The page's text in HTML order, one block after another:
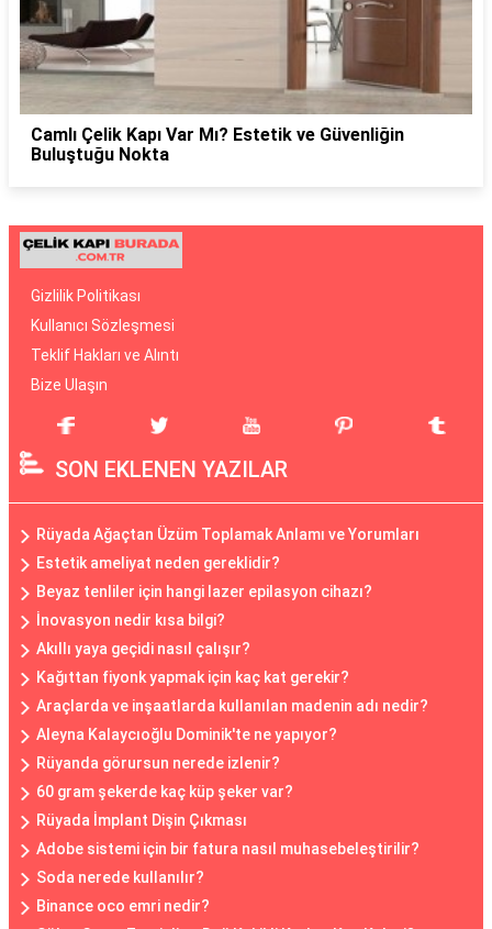
Camlı Çelik Kapı Var Mı? Estetik ve Güvenliğin
Buluştuğu Nokta
Gizlilik Politikası
Kullanıcı Sözleşmesi
Teklif Hakları ve Alıntı
Bize Ulaşın
SON EKLENEN YAZILAR
Rüyada Ağaçtan Üzüm Toplamak Anlamı ve Yorumları
Estetik ameliyat neden gereklidir?
Beyaz tenliler için hangi lazer epilasyon cihazı?
İnovasyon nedir kısa bilgi?
Akıllı yaya geçidi nasıl çalışır?
Kağıttan fiyonk yapmak için kaç kat gerekir?
Araçlarda ve inşaatlarda kullanılan madenin adı nedir?
Aleyna Kalaycıoğlu Dominik'te ne yapıyor?
Rüyanda görursun nerede izlenir?
60 gram şekerde kaç küp şeker var?
Rüyada İmplant Dişin Çıkması
Adobe sistemi için bir fatura nasıl muhasebeleştirilir?
Soda nerede kullanılır?
Binance oco emri nedir?